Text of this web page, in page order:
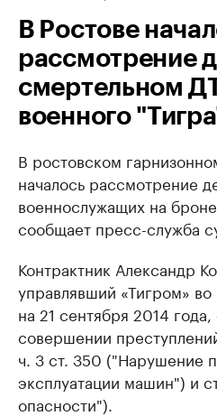
В Ростове
рассмотрение
смертельном
военного
В ростовском
началось рассмотрение
военнослужащих на
сообщает пресс-служба
Контрактник Александр
управлявший «Тигром»
на 21 сентября 2014
совершении
ч. 3 ст. 350 ("Нарушение
эксплуатации машин") и
опасности").